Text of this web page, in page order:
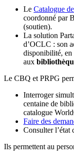
Le Catalogue
coordonné par
(soutien).
La solution
d’OCLC : son
disponibilité, en
aux
Le CBQ et PRPG
Interroger
centaine de
catalogue
Faire des
Consulter l’état
Ils permettent au